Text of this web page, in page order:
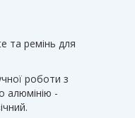
та ремінь для
роботи з
алюмінію -